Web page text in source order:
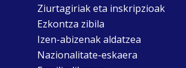
Ziurtagiriak eta inskripzioak
Ezkontza zibila
Izen-abizenak aldatzea
Nazionalitate-eskaera